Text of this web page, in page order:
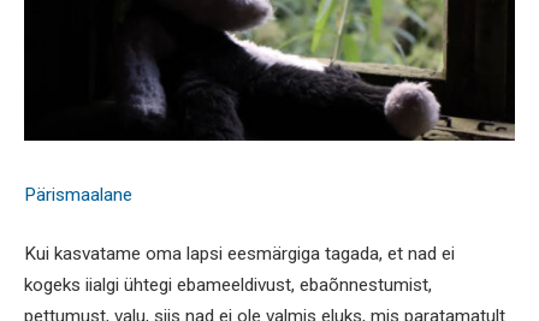
Pärismaalane
Kui kasvatame oma lapsi eesmärgiga tagada, et nad ei
kogeks iialgi ühtegi ebameeldivust, ebaõnnestumist,
pettumust, valu, siis nad ei ole valmis eluks, mis paratamatult